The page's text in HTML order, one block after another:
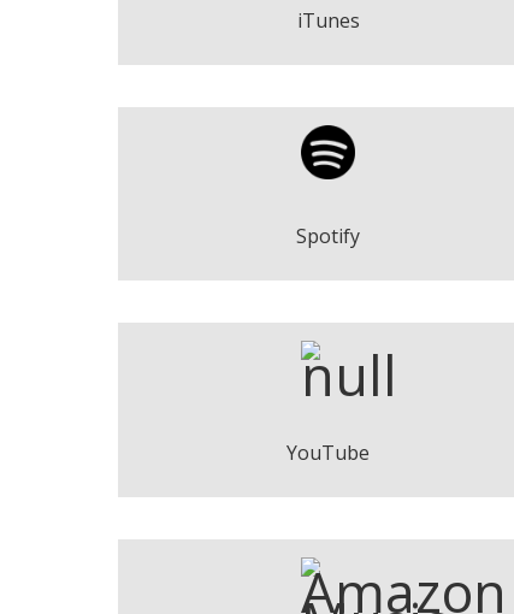
iTunes
Spotify
Carla López Mauri - Vull ballar amb tu
YouTube
Carla López Mauri - Vull ballar amb tu
Carla López Mauri - Vull ballar amb tu